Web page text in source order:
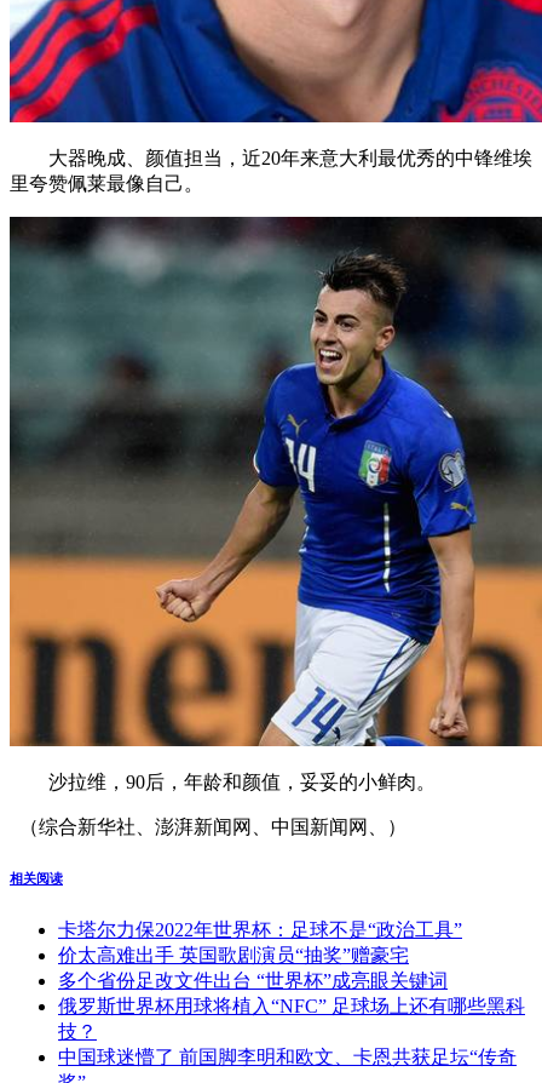
大器晚成、颜值担当，近20年来意大利最优秀的中锋维埃
里夸赞佩莱最像自己。
沙拉维，90后，年龄和颜值，妥妥的小鲜肉。
（综合新华社、澎湃新闻网、中国新闻网、）
相关阅读
卡塔尔力保2022年世界杯：足球不是“政治工具”
价太高难出手 英国歌剧演员“抽奖”赠豪宅
多个省份足改文件出台 “世界杯”成亮眼关键词
俄罗斯世界杯用球将植入“NFC” 足球场上还有哪些黑科
技？
中国球迷懵了 前国脚李明和欧文、卡恩共获足坛“传奇